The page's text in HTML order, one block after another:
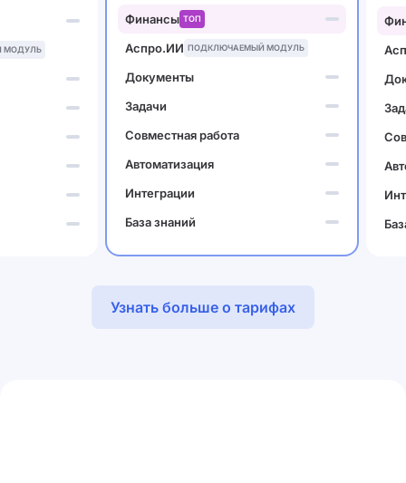
МОДУЛЬ
Финансы ТОП
Аспро.ИИ ПОДКЛЮЧАЕМЫЙ МОДУЛЬ
Документы
Задачи
Совместная работа
Автоматизация
Интеграции
База знаний
Узнать больше о тарифах